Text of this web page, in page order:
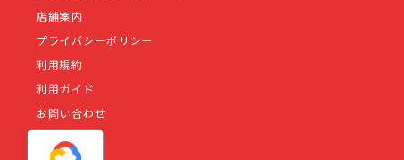
店舗案内
プライバシーポリシー
利用規約
利用ガイド
お問い合わせ